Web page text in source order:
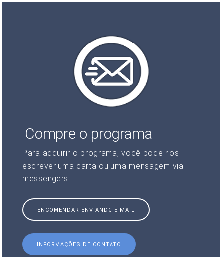
Compre o programa
Para adquirir o programa, você pode nos
escrever uma carta ou uma mensagem via
messengers
ENCOMENDAR ENVIANDO E-MAIL
INFORMAÇÕES DE CONTATO